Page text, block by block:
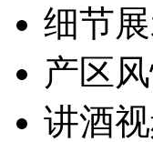
细节
产区
讲酒